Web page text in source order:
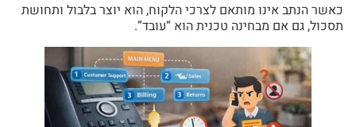
כאשר הנתב אינו מותאם לצרכי הלקוח, הוא יוצר בלבול ותחושת
תסכול, גם אם מבחינה טכנית הוא “עובד”.